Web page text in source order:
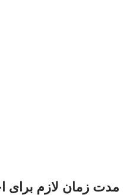
مدت زمان لازم برای